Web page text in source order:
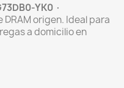
YK0 ·
DRAM origen. Ideal para
a domicilio en